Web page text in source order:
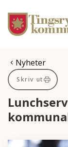
Gå till innehåll
Gå till huvudmeny
Du är här:
Nyheter
Skriv ut